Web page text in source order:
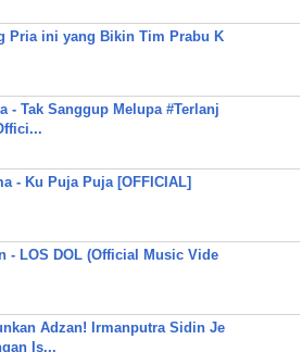
Pria ini yang Bikin Tim Prabu K
- Tak Sanggup Melupa #Terlanj
- Ku Puja Puja [OFFICIAL]
- LOS DOL (Official Music Vide
Adzan! Irmanputra Sidin Je
Is...